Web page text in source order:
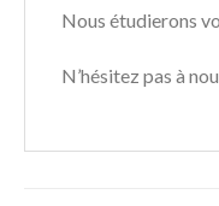
Nous étudierons
N’hésitez pas à